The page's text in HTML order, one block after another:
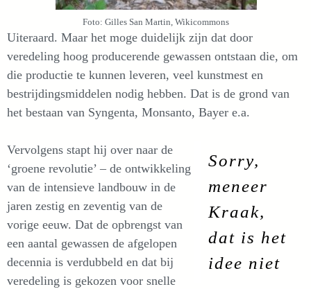
Foto: Gilles San Martin, Wikicommons
Uiteraard. Maar het moge duidelijk zijn dat door
veredeling hoog producerende gewassen ontstaan die, om
die productie te kunnen leveren, veel kunstmest en
bestrijdingsmiddelen nodig hebben. Dat is de grond van
het bestaan van Syngenta, Monsanto, Bayer e.a.
Sorry,
meneer
Kraak,
dat is het
idee niet
Vervolgens stapt hij over naar de
‘groene revolutie’ – de ontwikkeling
van de intensieve landbouw in de
jaren zestig en zeventig van de
vorige eeuw. Dat de opbrengst van
een aantal gewassen de afgelopen
decennia is verdubbeld en dat bij
veredeling is gekozen voor snelle